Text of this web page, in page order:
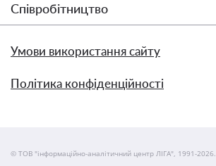
Співробітництво
Умови використання сайту
Політика конфіденційності
© ТОВ "інформаційно-аналітичний центр ЛІГА", 1991-2026.